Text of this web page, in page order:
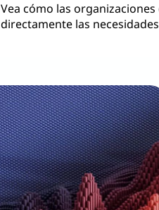
Vea cómo las
directamente las